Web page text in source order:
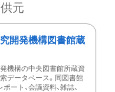
元
開発機構図書館蔵
機構の中央図書館所蔵資
データベース。同図書館
ート、会議資料、雑誌、